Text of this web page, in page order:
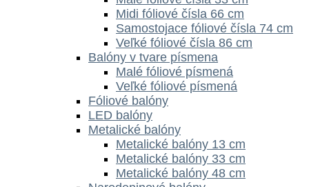
Midi fóliové čísla 66 cm
Samostojace fóliové čísla 74 cm
Veľké fóliové čísla 86 cm
Balóny v tvare písmena
Malé fóliové písmená
Veľké fóliové písmená
Fóliové balóny
LED balóny
Metalické balóny
Metalické balóny 13 cm
Metalické balóny 33 cm
Metalické balóny 48 cm